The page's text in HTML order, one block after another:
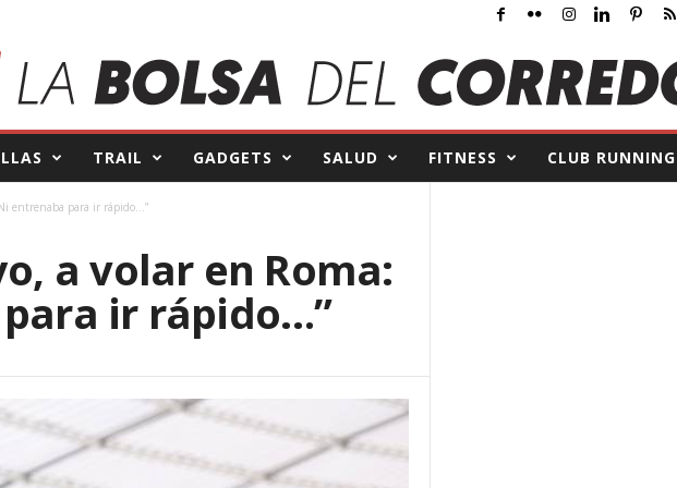
TRAIL GADGETS SALUD FITNESS CLUB RUNNING
entrenaba para ir rápido…”
a volar en Roma:
ir rápido…”